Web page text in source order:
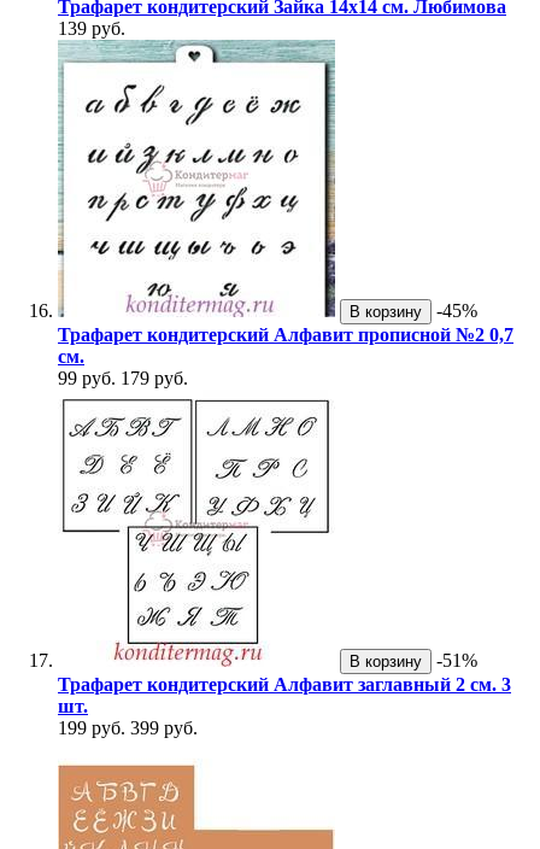
Трафарет кондитерский Зайка 14х14 см. Любимова
139 руб.
В корзину
-45%
Трафарет кондитерский Алфавит прописной №2 0,7
см.
99 руб. 179 руб.
В корзину
-51%
Трафарет кондитерский Алфавит заглавный 2 см. 3
шт.
199 руб. 399 руб.